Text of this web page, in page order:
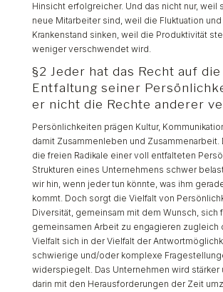
Hinsicht erfolgreicher. Und das nicht nur, weil
neue Mitarbeiter sind, weil die Fluktuation
Krankenstand sinken, weil die Produktivität
weniger verschwendet wird.
§2 Jeder hat das Recht auf
Entfaltung seiner
er nicht die Rechte anderer
Persönlichkeiten prägen Kultur,
damit Zusammenleben und Zusammenarbeit.
die freien Radikale einer voll entfalteten
Strukturen eines Unternehmens schwer
wir hin, wenn jeder tun könnte, was ihm
kommt. Doch sorgt die Vielfalt von
Diversität, gemeinsam mit dem Wunsch, sich
gemeinsamen Arbeit zu engagieren zugleich
Vielfalt sich in der Vielfalt der
schwierige und/oder komplexe
widerspiegelt. Das Unternehmen wird stärker
darin mit den Herausforderungen der Zeit